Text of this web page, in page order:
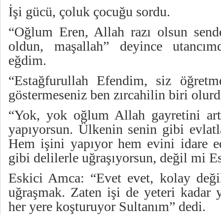
İşi gücü, çoluk çocuğu sordu.
“Oğlum Eren, Allah razı olsun
oldun, maşallah” deyince
eğdim.
“Estağfurullah Efendim, siz
göstermeseniz ben zırcahilin biri
“Yok, yok oğlum Allah gayretini
yapıyorsun. Ülkenin senin gibi
Hem işini yapıyor hem evini idare
gibi delilerle uğraşıyorsun, değil mi
Eskici Amca: “Evet evet, kolay
uğraşmak. Zaten işi de yeteri kadar
her yere koşturuyor Sultanım” dedi.